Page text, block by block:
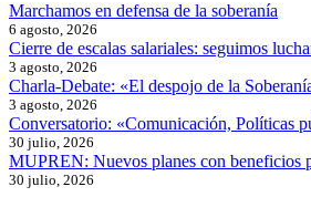
Marchamos en defensa de la soberanía
6 agosto, 2026
Cierre de escalas salariales: seguimos
3 agosto, 2026
Charla-Debate: «El despojo de la
3 agosto, 2026
Conversatorio: «Comunicación, Políticas
30 julio, 2026
MUPREN: Nuevos planes con beneficios
30 julio, 2026